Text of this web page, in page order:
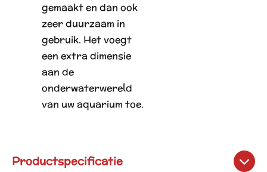
gemaakt en dan ook
zeer duurzaam in
gebruik. Het voegt
een extra dimensie
aan de
onderwaterwereld
van uw aquarium toe.
Productspecificatie